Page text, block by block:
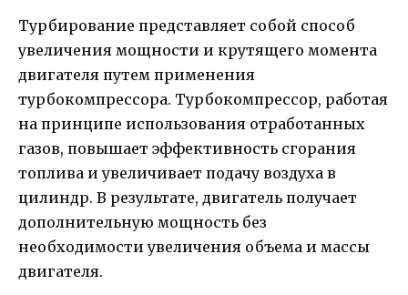
Турбирование представляет собой способ
увеличения мощности и крутящего момента
двигателя путем применения
турбокомпрессора. Турбокомпрессор, работая
на принципе использования отработанных
газов, повышает эффективность сгорания
топлива и увеличивает подачу воздуха в
цилиндр. В результате, двигатель получает
дополнительную мощность без
необходимости увеличения объема и массы
двигателя.